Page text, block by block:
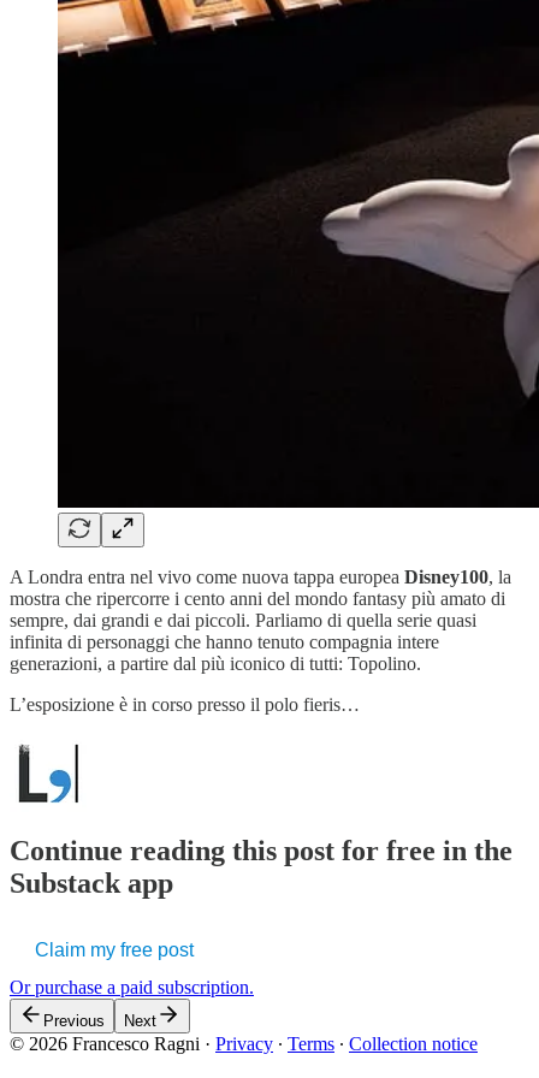
A Londra entra nel vivo come nuova tappa europea Disney100, la
mostra che ripercorre i cento anni del mondo fantasy più amato di
sempre, dai grandi e dai piccoli. Parliamo di quella serie quasi
infinita di personaggi che hanno tenuto compagnia intere
generazioni, a partire dal più iconico di tutti: Topolino.
L’esposizione è in corso presso il polo fieris…
Continue reading this post for free in the
Substack app
Claim my free post
Or purchase a paid subscription.
Previous Next
© 2026 Francesco Ragni · Privacy ∙ Terms ∙ Collection notice